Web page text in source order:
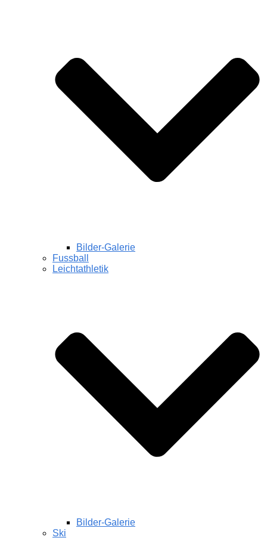
Bilder-Galerie
Fussball
Leichtathletik
Bilder-Galerie
Ski